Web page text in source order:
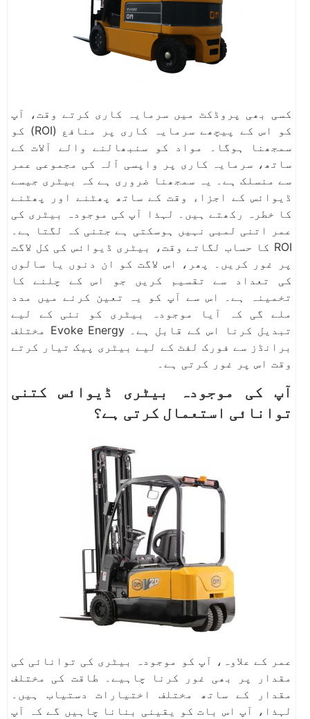
کسی بھی پروڈکٹ میں سرمایہ کاری کرتے وقت، آپ
کو اس کے پیچھے سرمایہ کاری پر منافع (ROI) کو
سمجھنا ہوگا۔ مواد کو سنبھالنے والے آلات کے
ساتھ، سرمایہ کاری پر واپسی آلہ کی مجموعی عمر
سے منسلک ہے۔ یہ سمجھنا ضروری ہے کہ بیٹری جیسے
ڈیوائس کے اجزاء وقت کے ساتھ پھٹنے اور پھٹنے
کا خطرہ رکھتے ہیں۔ لہذا آپ کی موجودہ بیٹری کی
عمر اتنی لمبی نہیں ہوسکتی ہے جتنی کہ لگتا ہے۔
ROI کا حساب لگاتے وقت، بیٹری ڈیوائس کی کل لاگت
پر غور کریں۔ پھر، اس لاگت کو ان دنوں یا سالوں
کی تعداد سے تقسیم کریں جو اس کے چلنے کا
تخمینہ ہے۔ اس سے آپ کو یہ تعین کرنے میں مدد
ملے گی کہ آیا موجودہ بیٹری کو نئی کے لیے
تبدیل کرنا اس کے قابل ہے۔ Evoke Energy مختلف
برانڈز سے فورک لفٹ کے لیے بیٹری پیک تیار کرتے
وقت اس پر غور کرتی ہے۔
آپ کی موجودہ بیٹری ڈیوائس کتنی
توانائی استعمال کرتی ہے؟
عمر کے علاوہ، آپ کو موجودہ بیٹری کی توانائی کی
مقدار پر بھی غور کرنا چاہیے۔ طاقت کی مختلف
مقدار کے ساتھ مختلف اختیارات دستیاب ہیں۔
لہذا، آپ اس بات کو یقینی بنانا چاہیں گے کہ آپ